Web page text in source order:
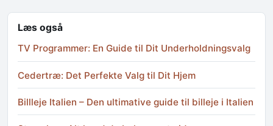
Læs også
TV Programmer: En Guide til Dit Underholdningsvalg
Cedertræ: Det Perfekte Valg til Dit Hjem
Billleje Italien – Den ultimative guide til billeje i Italien